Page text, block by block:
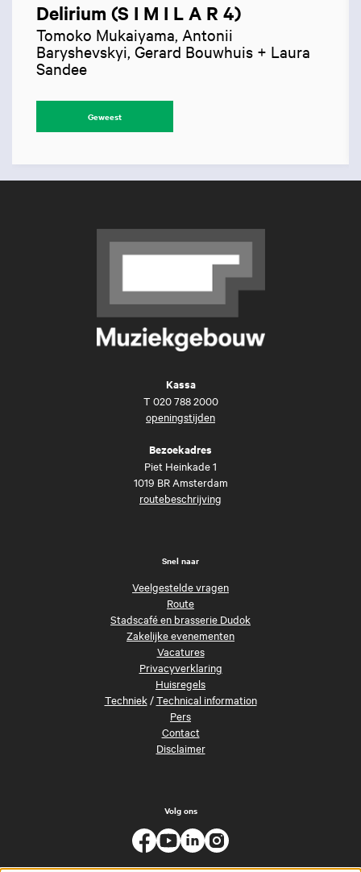
Delirium (S I M I L A R 4)
Tomoko Mukaiyama, Antonii
Baryshevskyi, Gerard Bouwhuis + Laura
Sandee
Geweest
Kassa
T 020 788 2000
openingstijden
Bezoekadres
Piet Heinkade 1
1019 BR Amsterdam
routebeschrijving
Snel naar
Veelgestelde vragen
Route
Stadscafé en brasserie Dudok
Zakelijke evenementen
Vacatures
Privacyverklaring
Huisregels
Techniek/Technical information
Pers
Contact
Disclaimer
Volg ons